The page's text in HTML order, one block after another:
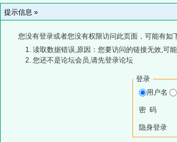
提示信息 »
您没有登录或者您没有权限访问此页面，可能有如
读取数据错误,原因：您要访问的链接无效,可
您还不是论坛会员,请先登录论坛
登录
用户名
密 码
隐身登录